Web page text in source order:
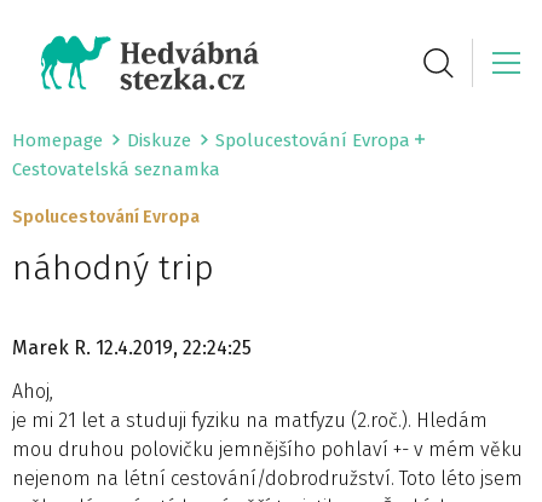
Homepage Diskuze
Spolucestování Evropa
Cestovatelská seznamka
Spolucestování Evropa
náhodný trip
Marek R. 12.4.2019, 22:24:25
Ahoj,
je mi 21 let a studuji fyziku na matfyzu (2.roč.). Hledám
mou druhou polovičku jemnějšího pohlaví +- v mém věku
nejenom na létní cestování/dobrodružství. Toto léto jsem